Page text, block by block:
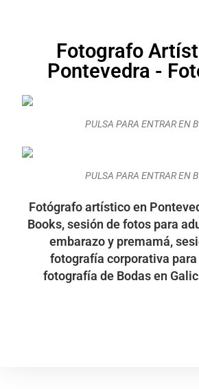
Fotografo
Pontevedra -
PULSA PARA ENTRAR EN
PULSA PARA ENTRAR EN
Fotógrafo artístico en
Books, sesión de fotos para
embarazo y premamá,
fotografía corporativa
fotografía de Bodas en